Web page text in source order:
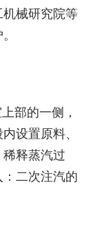
械研究院等
部的一侧，
设置原料、
释蒸汽过
二次注汽的